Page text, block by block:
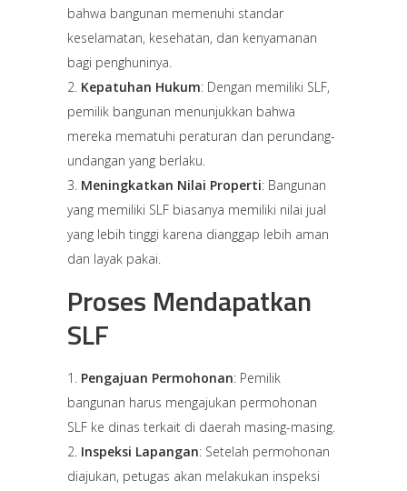
bahwa bangunan memenuhi standar
keselamatan, kesehatan, dan kenyamanan
bagi penghuninya.
Kepatuhan Hukum: Dengan memiliki SLF,
pemilik bangunan menunjukkan bahwa
mereka mematuhi peraturan dan perundang-
undangan yang berlaku.
Meningkatkan Nilai Properti: Bangunan
yang memiliki SLF biasanya memiliki nilai jual
yang lebih tinggi karena dianggap lebih aman
dan layak pakai.
Proses Mendapatkan
SLF
Pengajuan Permohonan: Pemilik
bangunan harus mengajukan permohonan
SLF ke dinas terkait di daerah masing-masing.
Inspeksi Lapangan: Setelah permohonan
diajukan, petugas akan melakukan inspeksi